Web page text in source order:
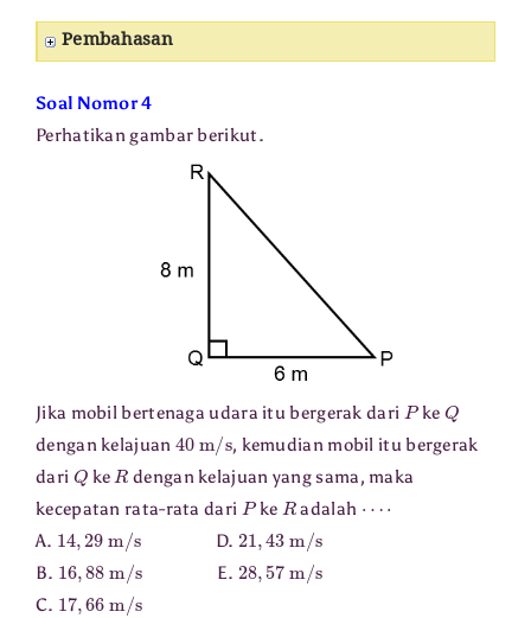
Pembahasan
Soal Nomor 4
Perhatikan gambar berikut.
Jika mobil bertenaga udara itu bergerak dari Pke Q
dengan kelajuan 40 m/s , kemudian mobil itu bergerak
dari Q keR dengan kelajuan yang sama, maka
kecepatan rata-rata dari Pke R adalah
A. 14 29 m/s D. 21 43 m/s
B. 16 88 m/s E. 28 57 m/s
C. 17, 66 m/s